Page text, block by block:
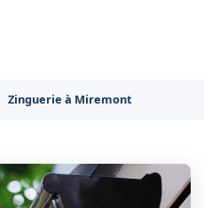
Zinguerie à Miremont